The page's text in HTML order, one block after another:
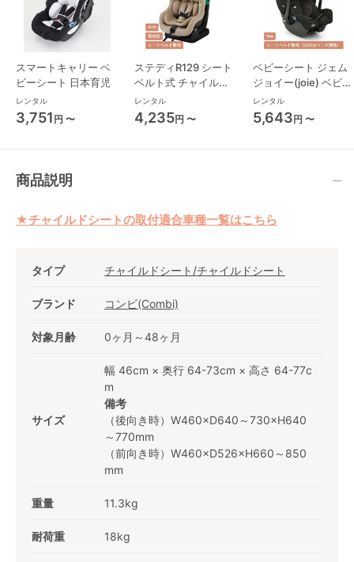
スマートキャリー ベ
ビーシート 日本育児
レンタル
3,751 円 〜
ステディR129 シート
ベルト式 チャイルド
シート ジョイー(joie)
レンタル
4,235円 〜
ベビーシート ジェム
ジョイー(joie) ベビー
シート
レンタル
5,643円 〜
商品説明
★チャイルドシートの取付適合車種一覧はこちら
タイプ チャイルドシート/チャイルドシート
ブランド コンビ(Combi)
対象月齢 0ヶ月～48ヶ月
サイズ
幅 46cm × 奥行 64-73cm × 高さ 64-77c
m
備考
（後向き時）W460×D640～730×H640
～770mm
（前向き時）W460×D526×H660～850
mm
重量 11.3kg
耐荷重 18kg